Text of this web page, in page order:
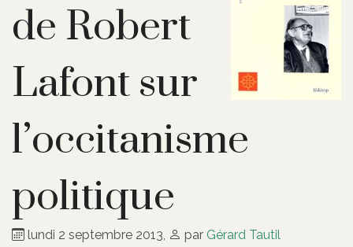
de Robert
Lafont sur
l’occitanisme
politique
lundi 2 septembre 2013 par Gérard Tautil